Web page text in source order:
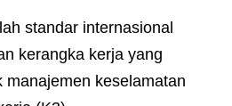
standar internasional
kerangka kerja yang
manajemen keselamatan